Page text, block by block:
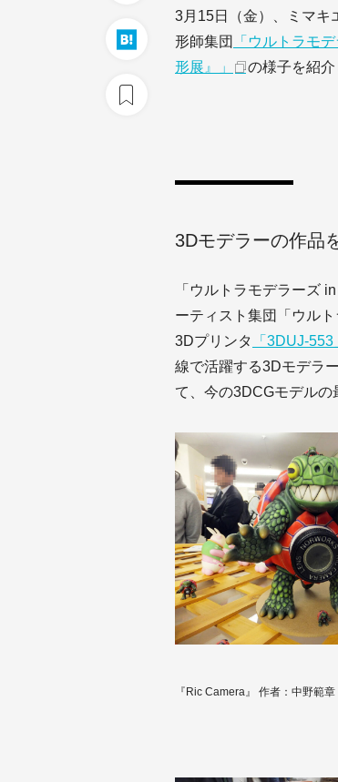
3月15日（金）、ミマキ
形師集団
「ウルトラモデ
形展』」
の様子を紹介
3Dモデラーの作品
「ウルトラモデラーズ
ーティスト集団「ウル
3Dプリンタ
「3DUJ-553
線で活躍する3Dモデラ
て、今の3DCGモデルの
『Ric Camera』 作者：中野範章